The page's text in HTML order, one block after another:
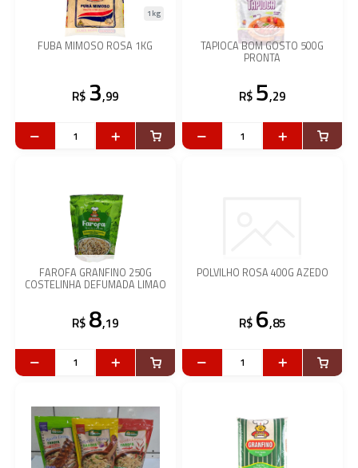
FUBA MIMOSO ROSA 1KG
1kg
R$ 3,99
TAPIOCA BOM GOSTO 500G
PRONTA
R$ 5,29
FAROFA GRANFINO 250G
COSTELINHA DEFUMADA LIMAO
R$ 8,19
POLVILHO ROSA 400G AZEDO
R$ 6,85